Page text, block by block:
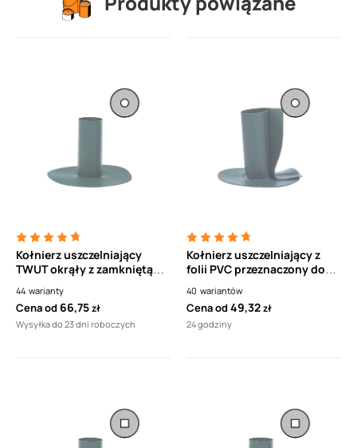
Kołnierz uszczelniający
TWUT okrąły z zamkniętą
TOPWET
44 warianty
Cena od 66,75zł
Wysyłka do 23 dni roboczych
Kołnierz uszczelniający z
folii PVC przeznaczony do
obrabiania przepustów
TWOT TOPWET
40 wariantów
Cena od49,32zł
24 godziny